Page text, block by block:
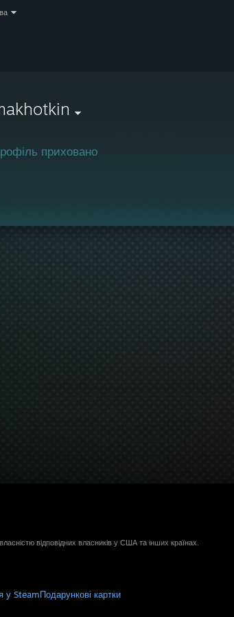
приховано
відповідних власників у США та інших країнах.
у SteamПодарункові картки